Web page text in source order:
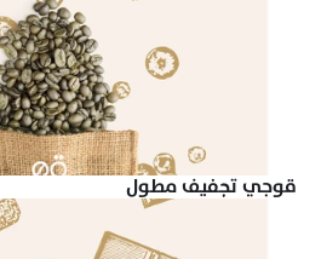
قوجي تجفيف مطول